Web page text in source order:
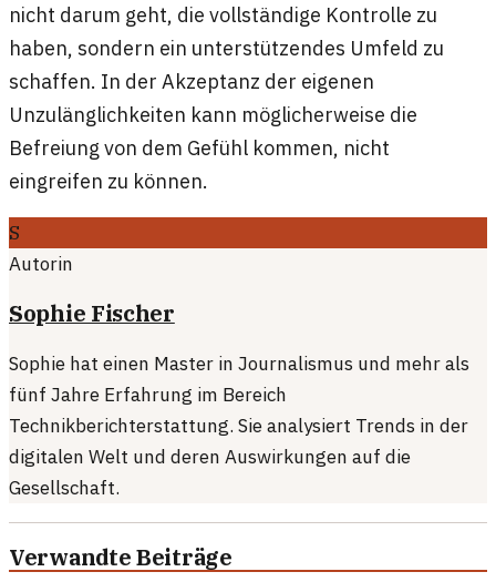
nicht darum geht, die vollständige Kontrolle zu
haben, sondern ein unterstützendes Umfeld zu
schaffen. In der Akzeptanz der eigenen
Unzulänglichkeiten kann möglicherweise die
Befreiung von dem Gefühl kommen, nicht
eingreifen zu können.
S
Autorin
Sophie Fischer
Sophie hat einen Master in Journalismus und mehr als
fünf Jahre Erfahrung im Bereich
Technikberichterstattung. Sie analysiert Trends in der
digitalen Welt und deren Auswirkungen auf die
Gesellschaft.
Verwandte Beiträge